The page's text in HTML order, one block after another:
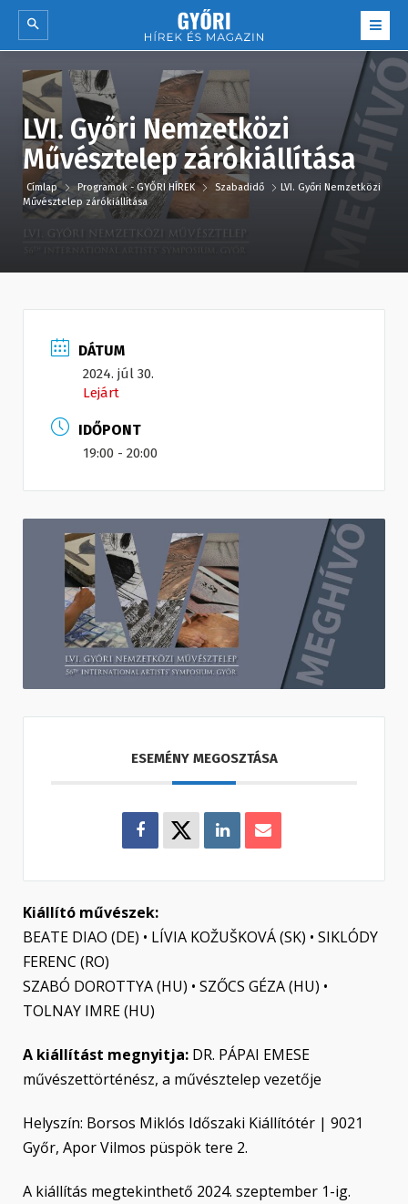
LVI. Győri Nemzetközi
Művésztelep zárókiállítása
Címlap Programok - GYŐRI HÍREK Szabadidő
LVI. Győri Nemzetközi
Művésztelep zárókiállítása
Kiállító művészek:
BEATE DIAO (DE) • LÍVIA KOŽUŠKOVÁ (SK) • SIKLÓDY
FERENC (RO)
SZABÓ DOROTTYA (HU) • SZŐCS GÉZA (HU) •
TOLNAY IMRE (HU)
A kiállítást megnyitja: DR. PÁPAI EMESE
művészettörténész, a művésztelep vezetője
Helyszín: Borsos Miklós Időszaki Kiállítótér | 9021
Győr, Apor Vilmos püspök tere 2.
A kiállítás megtekinthető 2024. szeptember 1-ig.
DÁTUM
2024. júl 30.
Lejárt
IDŐPONT
19:00 - 20:00
ESEMÉNY MEGOSZTÁSA